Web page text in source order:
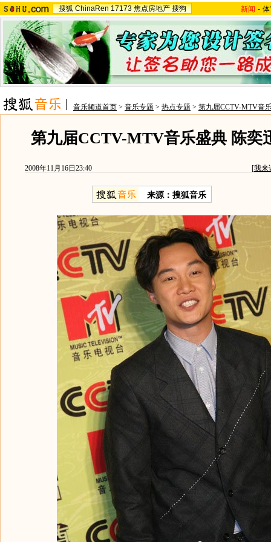
搜狐 ChinaRen 17173 焦点房地产 搜狗 新闻 -
音乐频道首页 > 音乐专题 > 热点专题 > 第九届CCTV-MTV音
第九届CCTV-MTV音乐盛典 陈奕
2008年11月16日23:40 [我来
来源：搜狐音乐